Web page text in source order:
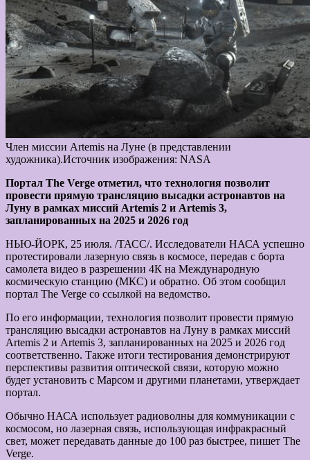
Член миссии Artemis на Луне (в представлении
художника).Источник изображения: NASA
Портал The Verge отметил, что технология позволит
провести прямую трансляцию высадки астронавтов на
Луну в рамках миссий Artemis 2 и Artemis 3,
запланированных на 2025 и 2026 год
НЬЮ-ЙОРК, 25 июля. /ТАСС/. Исследователи НАСА успешно
протестировали лазерную связь в космосе, передав с борта
самолета видео в разрешении 4К на Международную
космическую станцию (МКС) и обратно. Об этом сообщил
портал The Verge со ссылкой на ведомство.
По его информации, технология позволит провести прямую
трансляцию высадки астронавтов на Луну в рамках миссий
Artemis 2 и Artemis 3, запланированных на 2025 и 2026 год
соответственно. Также итоги тестирования демонстрируют
перспективы развития оптической связи, которую можно
будет установить с Марсом и другими планетами, утверждает
портал.
Обычно НАСА использует радиоволны для коммуникации с
космосом, но лазерная связь, использующая инфракрасный
свет, может передавать данные до 100 раз быстрее, пишет The
Verge.